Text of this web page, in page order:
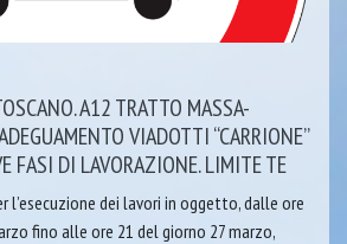
A12 TRATTO MASSA-
VIADOTTI “CARRIONE”
FASI DI LAVORAZIONE. LIMITE TE
l’esecuzione dei lavori in oggetto, dalle ore
fino alle ore 21 del giorno 27 marzo,